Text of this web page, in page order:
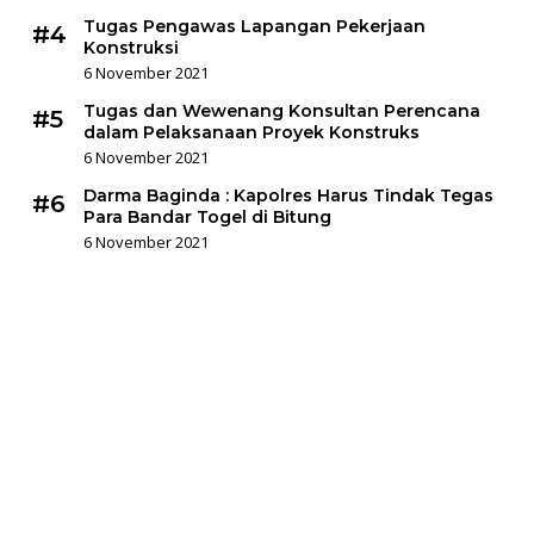
#4
Tugas Pengawas Lapangan Pekerjaan
Konstruksi
6 November 2021
#5
Tugas dan Wewenang Konsultan Perencana
dalam Pelaksanaan Proyek Konstruks
6 November 2021
#6
Darma Baginda : Kapolres Harus Tindak Tegas
Para Bandar Togel di Bitung
6 November 2021